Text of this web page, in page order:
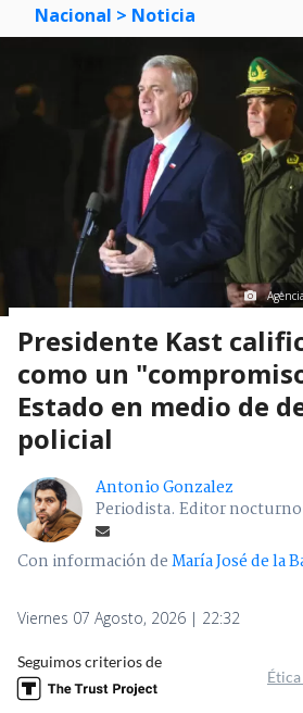
Nacional > Noticia
Presidente Kast
como un
Estado en medio de
policial
Antonio Gonzalez
Periodista. Editor
Con información deMaría José de la
Viernes 07 Agosto, 2026 | 22:32
Seguimos criterios de